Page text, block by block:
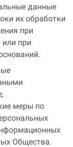
данные
их обработки
при
или при
меры по
Общества.